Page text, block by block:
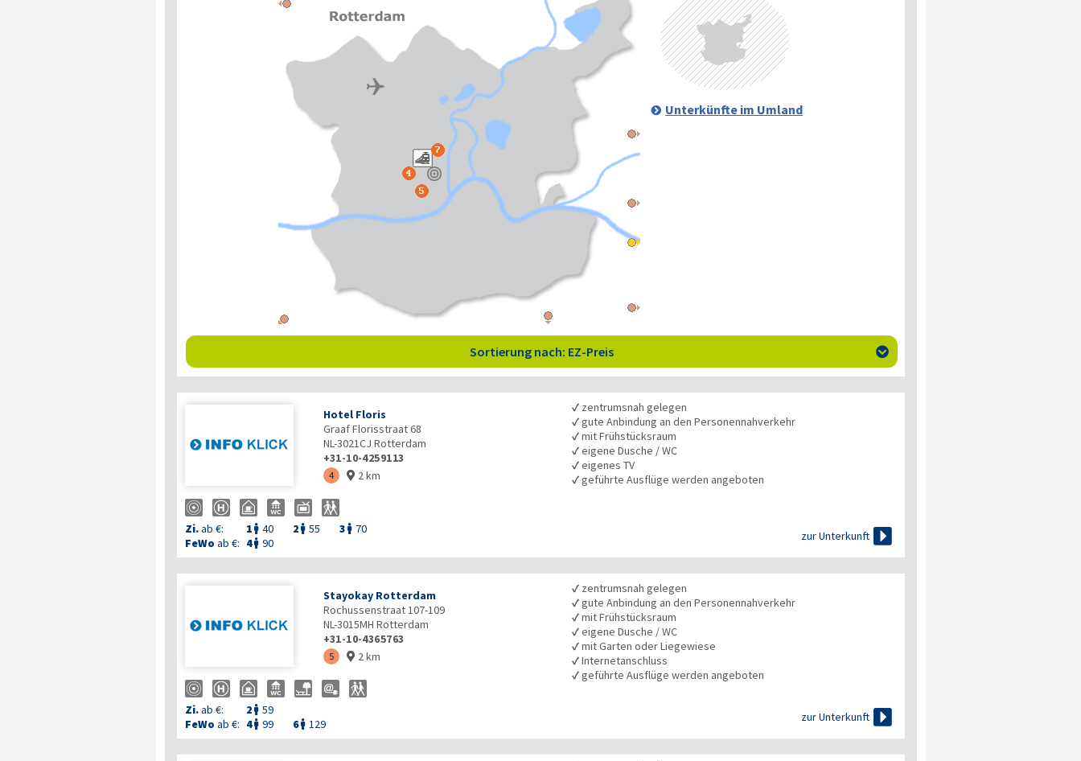
Unterkünfte im Umland
Sortierung nach: EZ-Preis 
Hotel Floris
Graaf Florisstraat 68
NL-3021CJ Rotterdam
+31-10-4259113
4  2 km
Zi.ab €: 1  40 2  55 3  70
FeWo ab €: 4 90
✓ zentrumsnah gelegen
✓gute Anbindung an den Personennahverkehr
✓mit Frühstücksraum
✓eigene Dusche / WC
✓eigenes TV
✓geführte Ausflüge werden angeboten
zur Unterkunft 
Stayokay Rotterdam
Rochussenstraat 107-109
NL-3015MH Rotterdam
+31-10-4365763
5  2 km
Zi.ab €: 2  59
FeWo ab €: 4 99 6 129
✓ zentrumsnah gelegen
✓gute Anbindung an den Personennahverkehr
✓mit Frühstücksraum
✓eigene Dusche / WC
✓mit Garten oder Liegewiese
✓Internetanschluss
✓geführte Ausflüge werden angeboten
zur Unterkunft 